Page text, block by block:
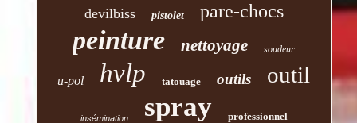
devilbiss pistolet pare-chocs
peinture nettoyage soudeur
u-pol hvlp tatouage outils outil
insémination spray professionnel